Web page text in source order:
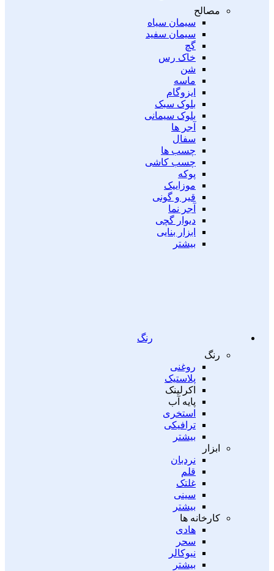
مصالح
سیمان سیاه
سیمان سفید
گچ
خاک رس
شن
ماسه
ایزوگام
بلوک سبک
بلوک سیمانی
آجر ها
سفال
چسب ها
چسب کاشی
پوکه
موزاییک
قیر و گونی
آجر نما
دیوار گچی
ابزار بنایی
بیشتر
رنگ
رنگ
روغنی
پلاستیک
اکرلینک
پایه آب
استخری
ترافیکی
بیشتر
ابزار
نردبان
قلم
غلتک
سینی
بیشتر
کارخانه ها
هادی
سحر
نیوکالر
بیشتر